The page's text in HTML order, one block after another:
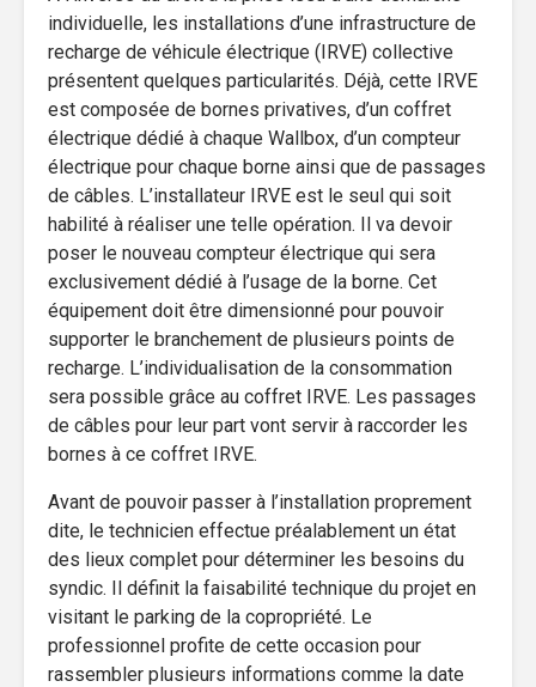
individuelle, les installations d’une infrastructure de
recharge de véhicule électrique (IRVE) collective
présentent quelques particularités. Déjà, cette IRVE
est composée de bornes privatives, d’un coffret
électrique dédié à chaque Wallbox, d’un compteur
électrique pour chaque borne ainsi que de passages
de câbles. L’installateur IRVE est le seul qui soit
habilité à réaliser une telle opération. Il va devoir
poser le nouveau compteur électrique qui sera
exclusivement dédié à l’usage de la borne. Cet
équipement doit être dimensionné pour pouvoir
supporter le branchement de plusieurs points de
recharge. L’individualisation de la consommation
sera possible grâce au coffret IRVE. Les passages
de câbles pour leur part vont servir à raccorder les
bornes à ce coffret IRVE.
Avant de pouvoir passer à l’installation proprement
dite, le technicien effectue préalablement un état
des lieux complet pour déterminer les besoins du
syndic. Il définit la faisabilité technique du projet en
visitant le parking de la copropriété. Le
professionnel profite de cette occasion pour
rassembler plusieurs informations comme la date